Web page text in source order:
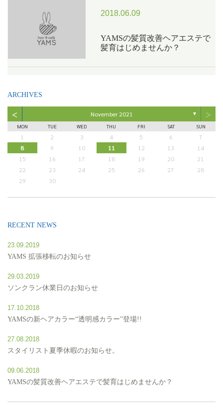
ARCHIVES
< November 2021 ▼ >
MON TUE WED THU FRI SAT SUN
1 2 3 4 5 6
7
8
9 10 11 12 13
14
15
16 17 18 19 20
21
22
23 24 25 26 27
28
29
30
RECENT NEWS
23.09.2019
YAMS 拡張移転のお知らせ
29.03.2019
ソンクラン休業日のお知らせ
17.10.2018
YAMSの新ヘアカラー“透明感カラー”登場!!
27.08.2018
スタイリスト夏季休暇のお知らせ。
09.06.2018
YAMSの髪質改善ヘアエステで髪育はじめませんか？
2018.06.09
YAMSの髪質改善ヘアエステで
髪育はじめませんか？